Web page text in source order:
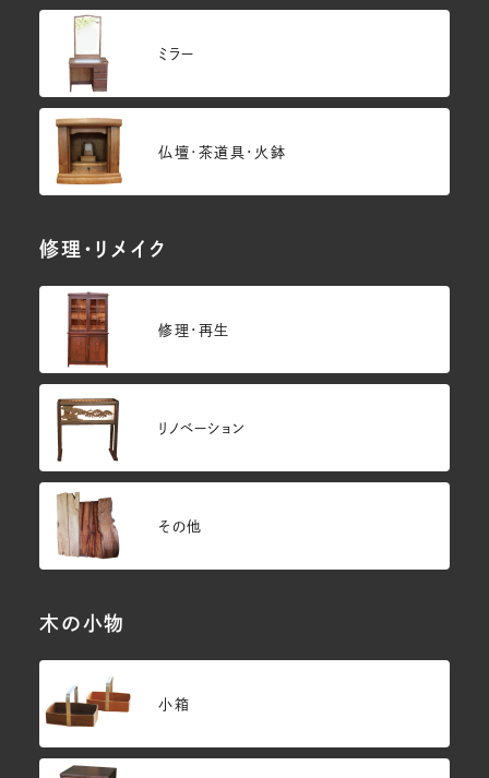
ミラー
仏壇･茶道具・火鉢
修理・リメイク
修理・再生
リノベーション
その他
木の小物
小箱